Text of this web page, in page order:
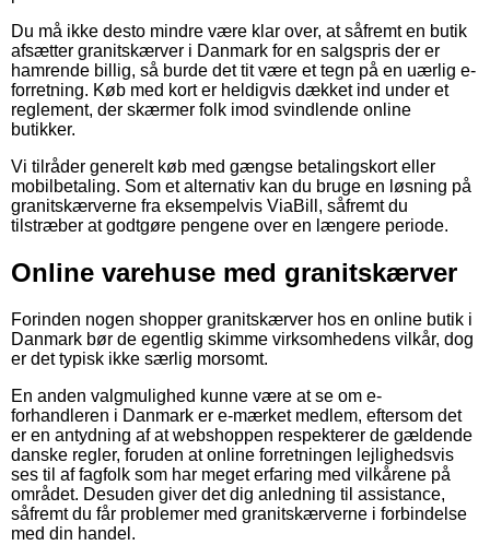
Du må ikke desto mindre være klar over, at såfremt en butik
afsætter granitskærver i Danmark for en salgspris der er
hamrende billig, så burde det tit være et tegn på en uærlig e-
forretning. Køb med kort er heldigvis dækket ind under et
reglement, der skærmer folk imod svindlende online
butikker.
Vi tilråder generelt køb med gængse betalingskort eller
mobilbetaling. Som et alternativ kan du bruge en løsning på
granitskærverne fra eksempelvis ViaBill, såfremt du
tilstræber at godtgøre pengene over en længere periode.
Online varehuse med granitskærver
Forinden nogen shopper granitskærver hos en online butik i
Danmark bør de egentlig skimme virksomhedens vilkår, dog
er det typisk ikke særlig morsomt.
En anden valgmulighed kunne være at se om e-
forhandleren i Danmark er e-mærket medlem, eftersom det
er en antydning af at webshoppen respekterer de gældende
danske regler, foruden at online forretningen lejlighedsvis
ses til af fagfolk som har meget erfaring med vilkårene på
området. Desuden giver det dig anledning til assistance,
såfremt du får problemer med granitskærverne i forbindelse
med din handel.